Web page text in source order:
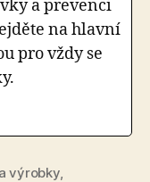
a prevenci
na hlavní
pro vždy se
výrobky,